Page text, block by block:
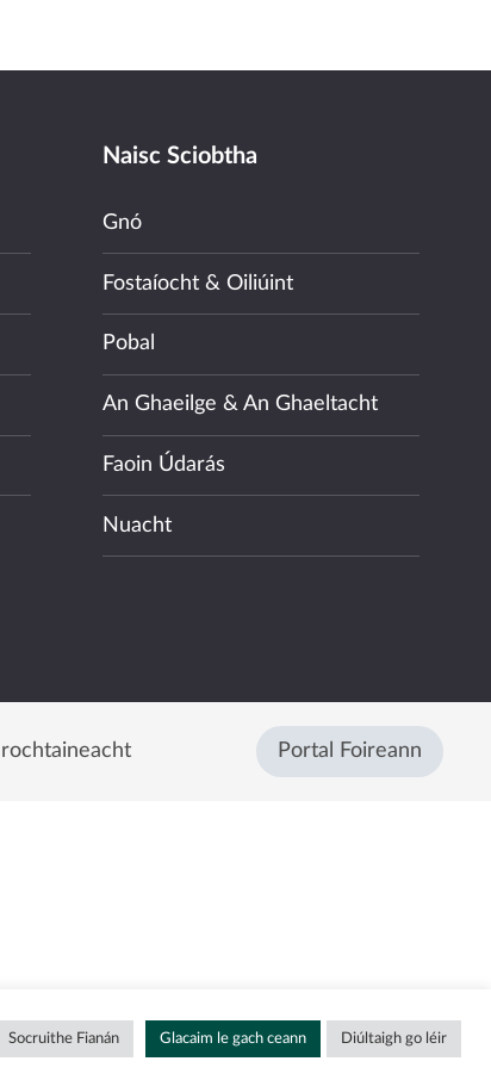
Naisc Sciobtha
Gnó
Fostaíocht & Oiliúint
Pobal
An Ghaeilge & An Ghaeltacht
Faoin Údarás
Nuacht
Portal Foireann
Socruithe Fianán Glacaim le gach ceann Diúltaigh go léir